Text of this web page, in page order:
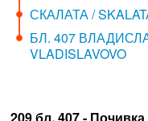
СКАЛАТА /
БЛ. 407
VLADISLAVOVO
209 бл. 407 -